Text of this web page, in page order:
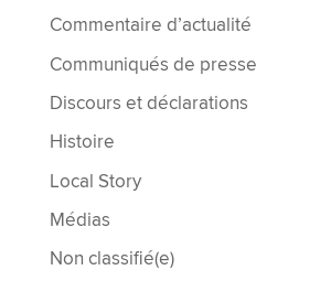
Commentaire d’actualité
Communiqués de presse
Discours et déclarations
Histoire
Local Story
Médias
Non classifié(e)